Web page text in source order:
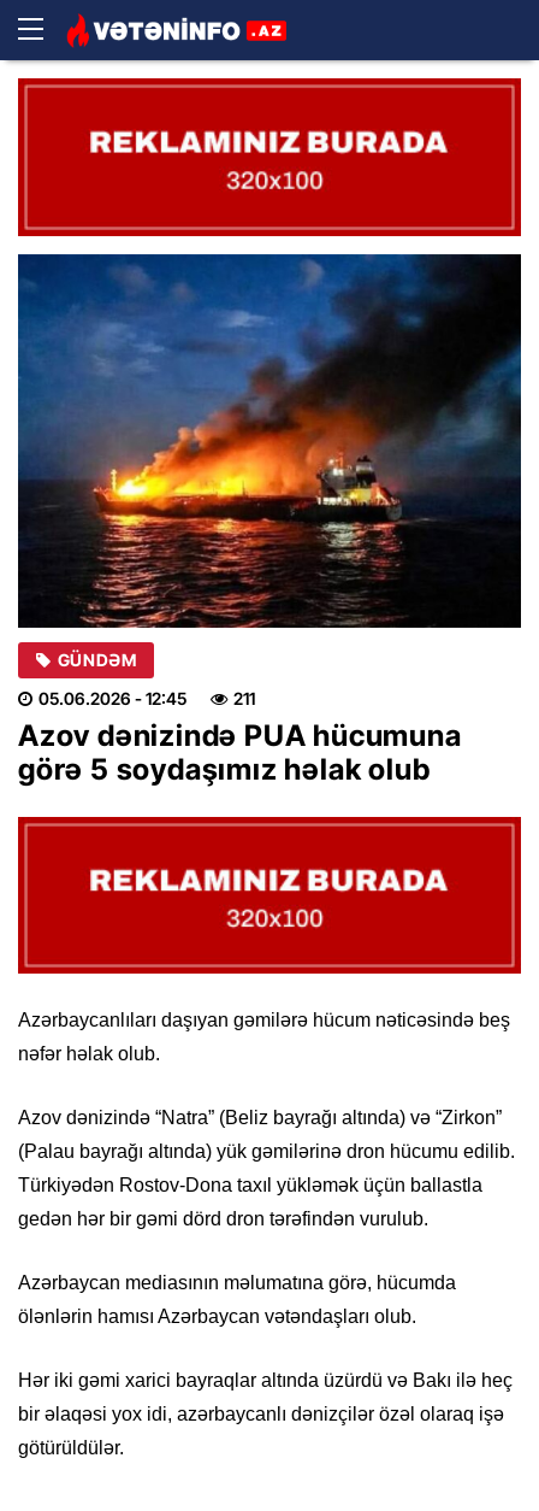
GÜNDƏM
05.06.2026 - 12:45 211
Azov dənizində PUA hücumuna
görə 5 soydaşımız həlak olub
Azərbaycanlıları daşıyan gəmilərə hücum nəticəsində beş
nəfər həlak olub.
Azov dənizində “Natra” (Beliz bayrağı altında) və “Zirkon”
(Palau bayrağı altında) yük gəmilərinə dron hücumu edilib.
Türkiyədən Rostov-Dona taxıl yükləmək üçün ballastla
gedən hər bir gəmi dörd dron tərəfindən vurulub.
Azərbaycan mediasının məlumatına görə, hücumda
ölənlərin hamısı Azərbaycan vətəndaşları olub.
Hər iki gəmi xarici bayraqlar altında üzürdü və Bakı ilə heç
bir əlaqəsi yox idi, azərbaycanlı dənizçilər özəl olaraq işə
götürüldülər.